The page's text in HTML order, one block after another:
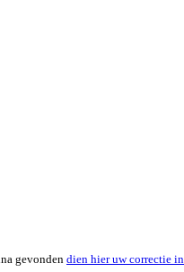
gevonden dien hier uw correctie in